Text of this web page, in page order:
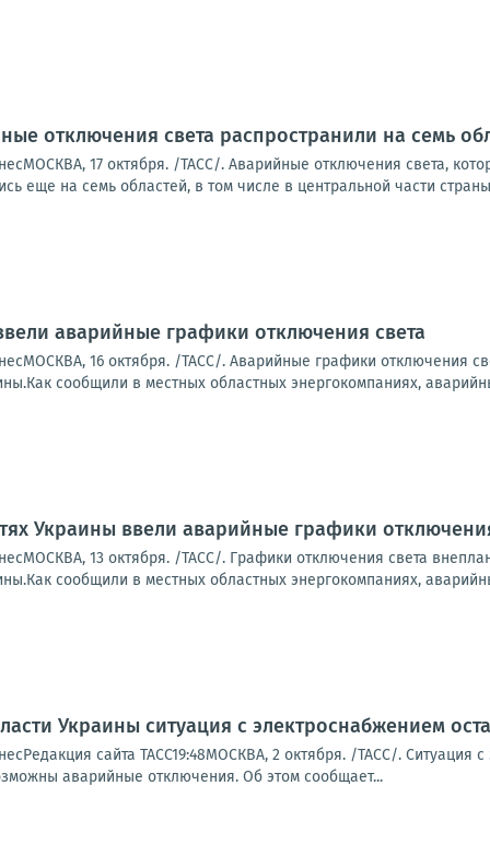
отключения света распространили на семь
17 октября. /ТАСС/. Аварийные отключения света,
еще на семь областей, в том числе в центральной части
аварийные графики отключения света
16 октября. /ТАСС/. Аварийные графики отключения
сообщили в местных областных энергокомпаниях,
Украины ввели аварийные графики
13 октября. /ТАСС/. Графики отключения света
сообщили в местных областных энергокомпаниях,
Украины ситуация с электроснабжением
сайта ТАСС19:48МОСКВА, 2 октября. /ТАСС/. Ситуация
аварийные отключения. Об этом сообщает...